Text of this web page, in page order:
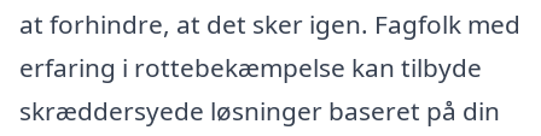
at forhindre, at det sker igen. Fagfolk med
erfaring i rottebekæmpelse kan tilbyde
skræddersyede løsninger baseret på din